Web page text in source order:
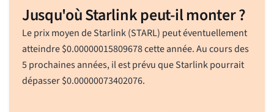
Jusqu'où Starlink peut-il monter ?
Le prix moyen de Starlink (STARL) peut éventuellement
atteindre$0.00000015809678cette année. Au cours des
5 prochaines années, il est prévu que Starlink pourrait
dépasser$0.00000073402076.